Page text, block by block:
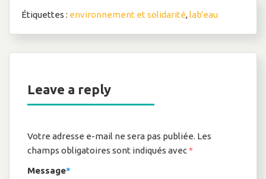
Étiquettes : environnement et solidarité,lab'eau
Leave a reply
Votre adresse e-mail ne sera pas publiée. Les
champs obligatoires sont indiqués avec*
Message*